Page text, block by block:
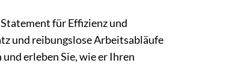
für Effizienz und
und reibungslose Arbeitsabläufe
erleben Sie, wie er Ihren